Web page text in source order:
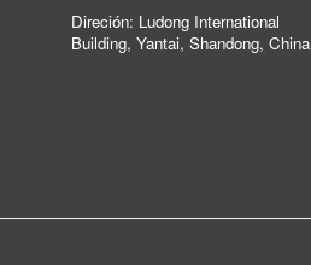
Direción: Ludong International
Building, Yantai, Shandong, China